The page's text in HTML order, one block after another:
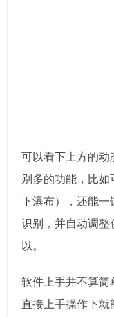
可以看下上方的
别多的功能，比
下瀑布），还能
识别，并自动调
以。
软件上手并不算
直接上手操作下